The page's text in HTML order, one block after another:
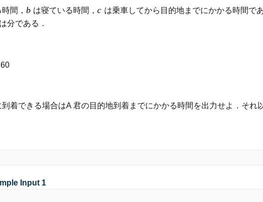
時間，b は寝ている時間，c は乗車してから目的地までにかかる時間で
分である．
着できる場合はA 君の目的地到着までにかかる時間を出力せよ．それ
Input 1